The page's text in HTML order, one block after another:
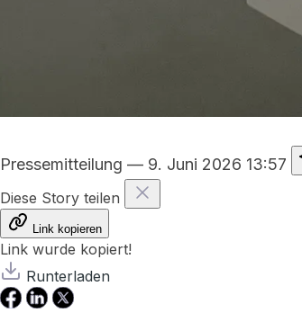
Pressemitteilung — 9. Juni 2026 13:57
Diese Story teilen
Link kopieren
Link wurde kopiert!
Runterladen